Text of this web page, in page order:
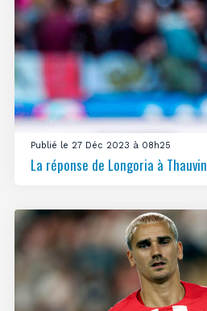
Publié le 27 Déc 2023 à 08h25
La réponse de Longoria à Thauvin